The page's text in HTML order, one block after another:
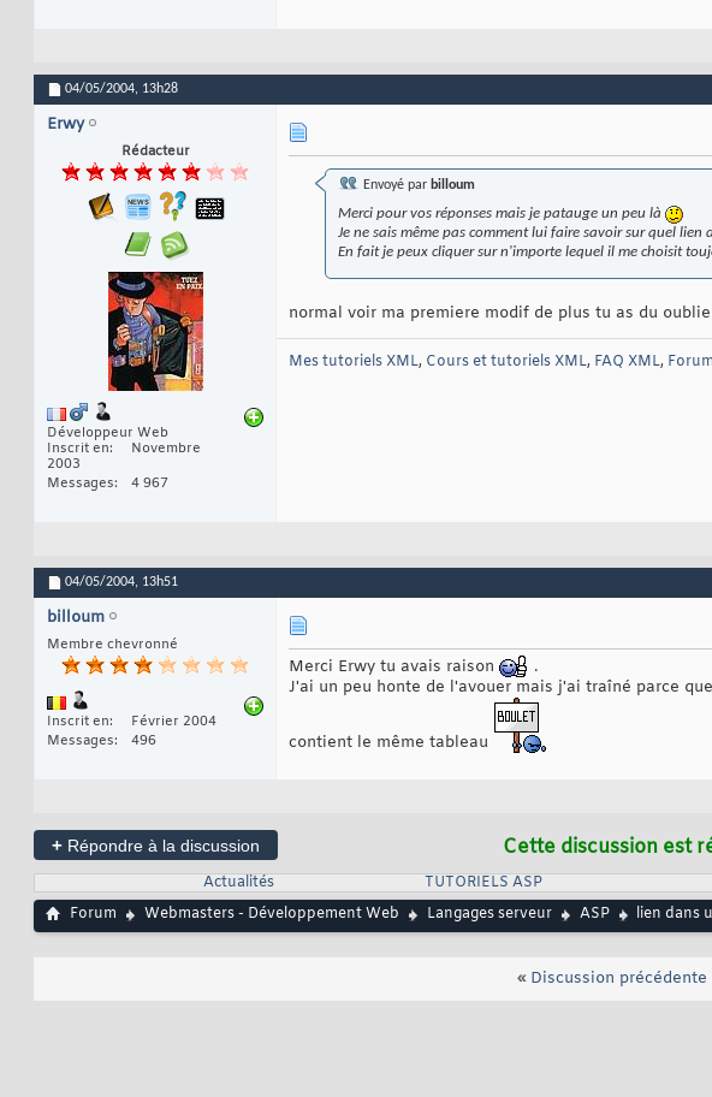
04/05/2004, 13h28
Erwy
Rédacteur
Développeur Web
Inscrit en
Novembre
2003
Messages
4 967
Envoyé par billoum
Merci pour vos réponses mais je patauge un peu là
Je ne sais même pas comment lui faire savoir sur quel
En fait je peux cliquer sur n'importe lequel il me choisit
normal voir ma premiere modif de plus tu as du
Mes tutoriels XML, Cours et tutoriels XML, FAQ XML,
04/05/2004, 13h51
billoum
Membre chevronné
Inscrit en
Février 2004
Messages
496
Merci Erwy tu avais raison
.
J'ai un peu honte de l'avouer mais j'ai traîné parce
contient le même tableau
+ Répondre à la discussion Cette discussion est
Actualités TUTORIELS ASP
Forum
Webmasters - Développement Web Langages serveur ASP lien dans
« Discussion précédente